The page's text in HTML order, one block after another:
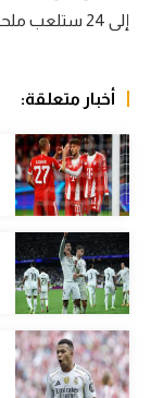
الدوري الإسباني
القسم الثاني
رياضات أخرى
أمم إفريقيا
كرة السلة الأمريكية
كرة سلة
كرة طائرة
إلى 24 ستلعب ملحق ليتأهل 8 أندية أخرى لثمن النهائي.
أخبار متعلقة: